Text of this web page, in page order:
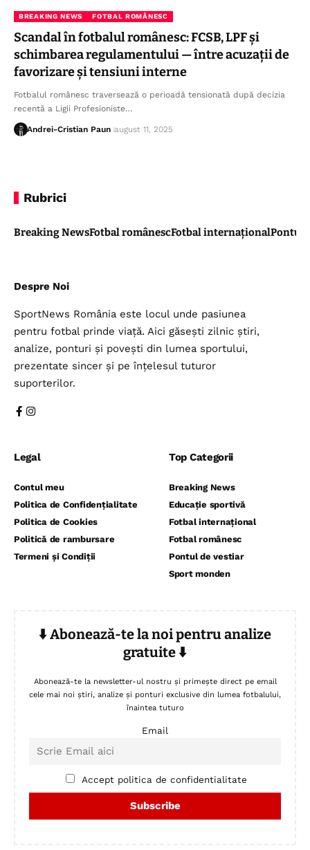
BREAKING NEWS FOTBAL ROMÂNESC
Scandal în fotbalul românesc: FCSB, LPF și
schimbarea regulamentului — între acuzații de
favorizare și tensiuni interne
Fotbalul românesc traversează o perioadă tensionată după decizia
recentă a Ligii Profesioniste…
Andrei-Cristian Paun august 11, 2025
Rubrici
Breaking NewsFotbal românescFotbal internaționalPontul
Despre Noi
SportNews România este locul unde pasiunea
pentru fotbal prinde viață. Aici găsești zilnic știri,
analize, ponturi și povești din lumea sportului,
prezentate sincer și pe înțelesul tuturor
suporterilor.
Legal
Contul meu
Politica de Confidențialitate
Politica de Cookies
Politică de rambursare
Termeni și Condiții
Top Categorii
Breaking News
Educație sportivă
Fotbal internațional
Fotbal românesc
Pontul de vestiar
Sport monden
⬇️ Abonează-te la noi pentru analize
gratuite ⬇️
Abonează-te la newsletter-ul nostru și primește direct pe email
cele mai noi știri, analize și ponturi exclusive din lumea fotbalului,
înaintea tuturo
Email
Accept politica de confidentialitate